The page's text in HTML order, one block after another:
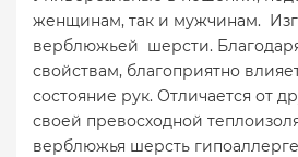
женщинам, так и мужчинам.
верблюжьей шерсти.
свойствам, благоприятно
состояние рук. Отличается от
своей превосходной
верблюжья шерсть